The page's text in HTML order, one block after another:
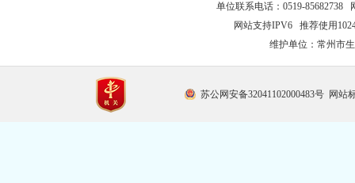
单位联系电话：0519-85682738
网站支持IPV6 推荐使用
维护单位：常州市
苏公网安备32041102000483号 网站